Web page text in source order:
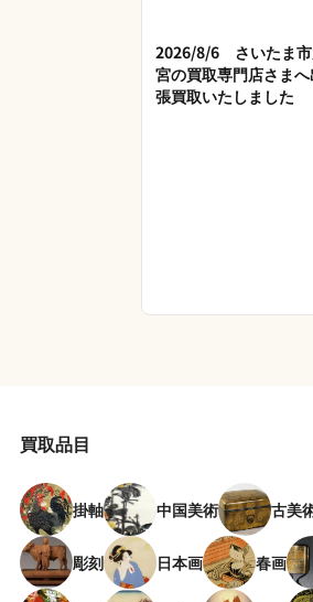
2026/8/6 さいたま
宮の買取専門店さまへ
張買取いたしました
買取品目
掛軸 中国美術 古美
彫刻 日本画 春画